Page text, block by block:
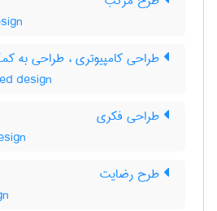
طراحی کامپیوتری ، طراحی به
design
طراحی فکری
طرح رضایت